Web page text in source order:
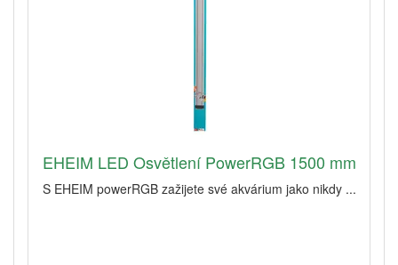
EHEIM LED Osvětlení PowerRGB 1500 mm
S EHEIM powerRGB zažijete své akvárium jako nikdy ...